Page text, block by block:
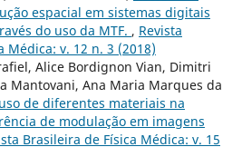
espacial em sistemas digitais
do uso da MTF. , Revista
Médica: v. 12 n. 3 (2018)
Alice Bordignon Vian, Dimitri
Mantovani, Ana Maria Marques da
de diferentes materiais na
de modulação em imagens
Brasileira de Física Médica: v. 15